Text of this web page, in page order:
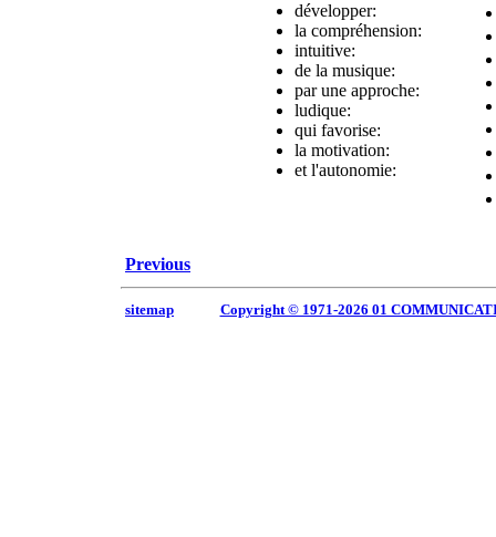
développer:
la compréhension:
intuitive:
de la musique:
par une approche:
ludique:
qui favorise:
la motivation:
et l'autonomie:
Previous
sitemap Copyright © 1971-2026 01